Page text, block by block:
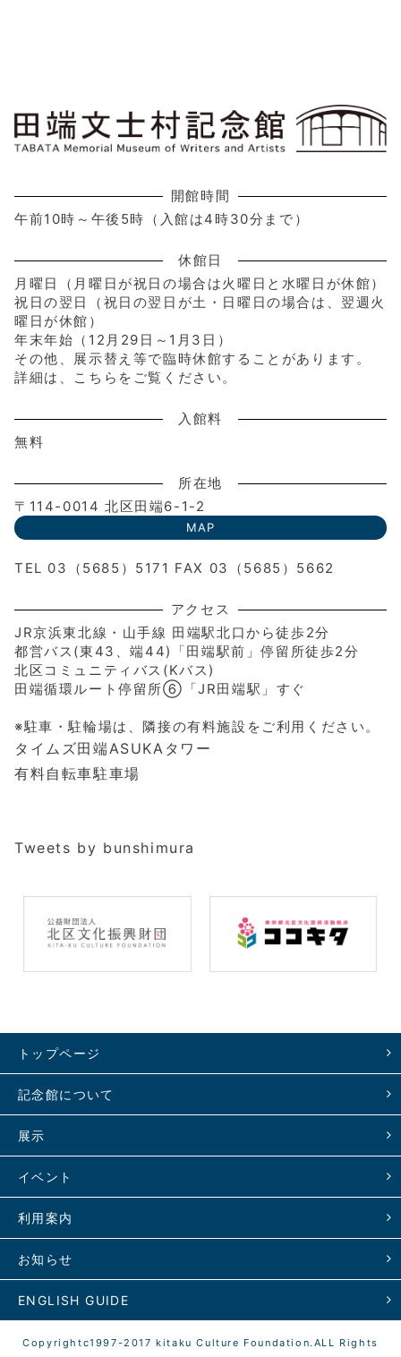
開館時間
午前10時～午後5時（入館は4時30分まで）
休館日
月曜日（月曜日が祝日の場合は火曜日と水曜日が休館）
祝日の翌日（祝日の翌日が土・日曜日の場合は、翌週火
曜日が休館）
年末年始（12月29日～1月3日）
その他、展示替え等で臨時休館することがあります。
詳細は、こちらをご覧ください。
入館料
無料
所在地
〒114-0014 北区田端6-1-2
MAP
TEL 03（5685）5171 FAX 03（5685）5662
アクセス
JR京浜東北線・山手線 田端駅北口から徒歩2分
都営バス(東43、端44)「田端駅前」停留所徒歩2分
北区コミュニティバス(Kバス)
田端循環ルート停留所⑥「JR田端駅」すぐ
※駐車・駐輪場は、隣接の有料施設をご利用ください。
タイムズ田端ASUKAタワー
有料自転車駐車場
Tweets by bunshimura
トップページ
記念館について
展示
イベント
利用案内
お知らせ
ENGLISH GUIDE
Copyrightc1997-2017 kitaku Culture Foundation.ALL Rights